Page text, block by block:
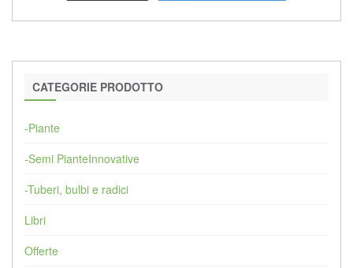
CATEGORIE PRODOTTO
-Piante
-Semi PianteInnovative
-Tuberi, bulbi e radici
Libri
Offerte